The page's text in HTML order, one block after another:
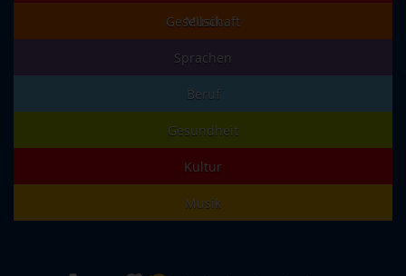
Musik
Gesellschaft
Sprachen
Beruf
Gesundheit
Kultur
Musik